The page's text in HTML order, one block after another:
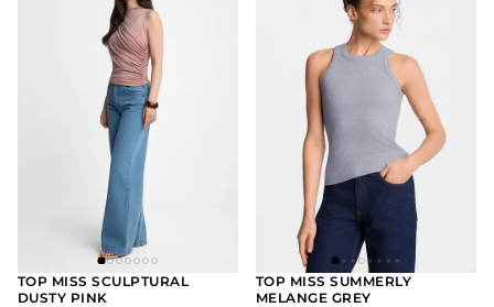
WYBIERZ
TOP MISS SCULPTURAL
DUSTY PINK
WYBIERZ
TOP MISS SUMMERLY
MELANGE GREY